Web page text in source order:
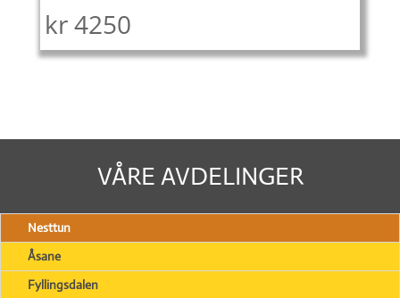
kr4250
VÅRE AVDELINGER
Nesttun
Åsane
Fyllingsdalen